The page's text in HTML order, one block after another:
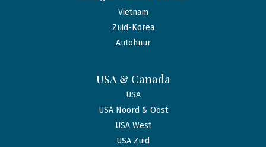
Vietnam
Zuid-Korea
Autohuur
USA & Canada
USA
USA Noord & Oost
USA West
USA Zuid